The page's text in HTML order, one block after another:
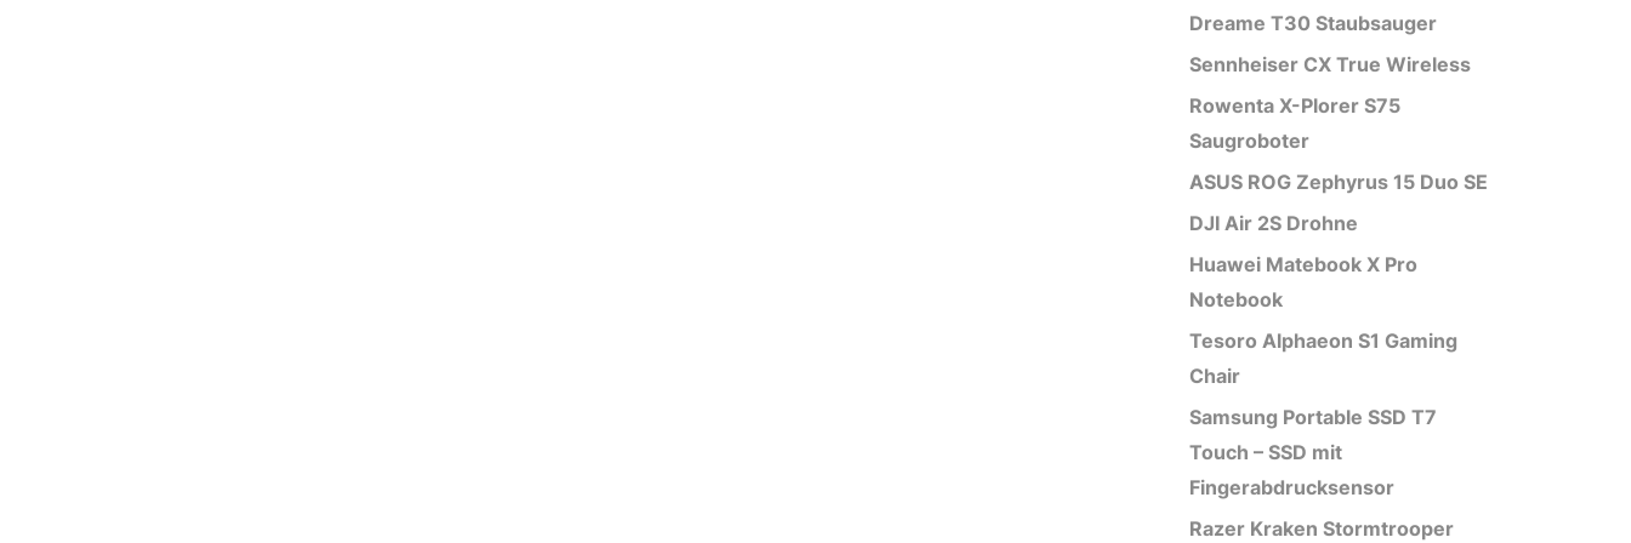
Dreame T30 Staubsauger
Sennheiser CX True Wireless
Rowenta X-Plorer S75
Saugroboter
ASUS ROG Zephyrus 15 Duo SE
DJI Air 2S Drohne
Huawei Matebook X Pro
Notebook
Tesoro Alphaeon S1 Gaming
Chair
Samsung Portable SSD T7
Touch – SSD mit
Fingerabdrucksensor
Razer Kraken Stormtrooper